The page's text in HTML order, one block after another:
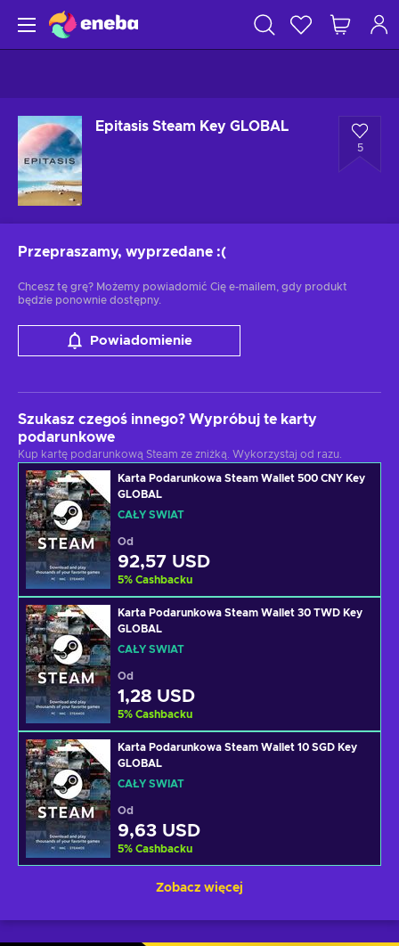
Epitasis Steam Key GLOBAL
5
Przepraszamy, wyprzedane :(
Chcesz tę grę? Możemy powiadomić Cię e-mailem, gdy produkt
będzie ponownie dostępny.
Powiadomienie
Szukasz czegoś innego? Wypróbuj te karty
podarunkowe
Kup kartę podarunkową Steam ze zniżką. Wykorzystaj od razu.
Karta Podarunkowa Steam Wallet 500 CNY Key
GLOBAL
CAŁY ŚWIAT
Od
92,57 USD
5% Cashbacku
Karta Podarunkowa Steam Wallet 30 TWD Key
GLOBAL
CAŁY ŚWIAT
Od
1,28 USD
5% Cashbacku
Karta Podarunkowa Steam Wallet 10 SGD Key
GLOBAL
CAŁY ŚWIAT
Od
9,63 USD
5% Cashbacku
Zobacz więcej